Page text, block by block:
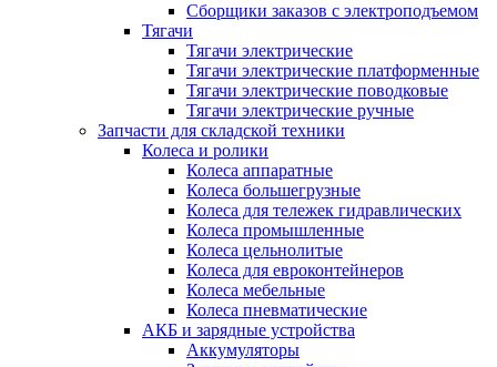
Сборщики заказов с электроподъемом
Тягачи
Тягачи электрические
Тягачи электрические платформенные
Тягачи электрические поводковые
Тягачи электрические ручные
Запчасти для складской техники
Колеса и ролики
Колеса аппаратные
Колеса большегрузные
Колеса для тележек гидравлических
Колеса промышленные
Колеса цельнолитые
Колеса для евроконтейнеров
Колеса мебельные
Колеса пневматические
АКБ и зарядные устройства
Аккумуляторы